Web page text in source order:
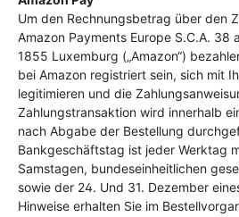
Um den Rechnungsbetrag über den
Amazon Payments Europe S.C.A. 38
1855 Luxemburg („Amazon“)
bei Amazon registriert sein, sich mit
legitimieren und die
Zahlungstransaktion wird innerhalb
nach Abgabe der Bestellung
Bankgeschäftstag ist jeder Werktag
Samstagen, bundeseinheitlichen
sowie der 24. Und 31. Dezember
Hinweise erhalten Sie im